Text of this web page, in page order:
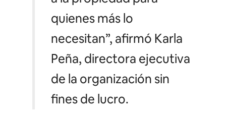
quienes más lo
necesitan”, afirmó Karla
Peña, directora ejecutiva
de la organización sin
fines de lucro.